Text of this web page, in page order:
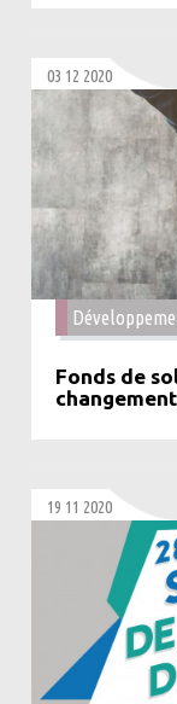
03 12 2020
Fonds de
19 11 2020